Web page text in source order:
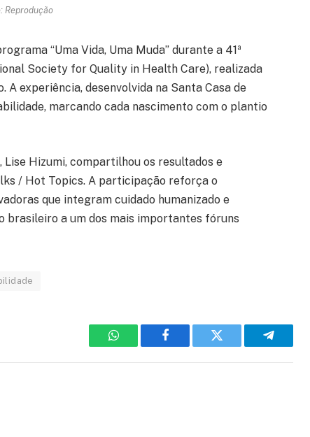
Reprodução
“Uma Vida, Uma Muda” durante a 41ª
Society for Quality in Health Care), realizada
A experiência, desenvolvida na Santa Casa de
marcando cada nascimento com o plantio
Lise Hizumi, compartilhou os resultados e
/ Hot Topics. A participação reforça o
que integram cuidado humanizado e
brasileiro a um dos mais importantes fóruns
WhatsAppFacebook Twitter Telegram